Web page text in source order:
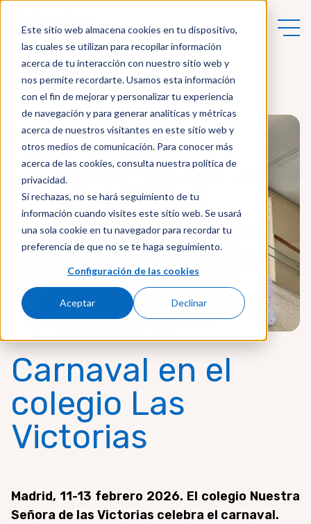
Este sitio web almacena cookies en tu dispositivo,
las cuales se utilizan para recopilar información
acerca de tu interacción con nuestro sitio web y
nos permite recordarte. Usamos esta información
con el fin de mejorar y personalizar tu experiencia
de navegación y para generar analíticas y métricas
acerca de nuestros visitantes en este sitio web y
otros medios de comunicación. Para conocer más
acerca de las cookies, consulta nuestra política de
privacidad.
Si rechazas, no se hará seguimiento de tu
información cuando visites este sitio web. Se usará
una sola cookie en tu navegador para recordar tu
preferencia de que no se te haga seguimiento.
Configuración de las cookies
Aceptar Declinar
Actualidad
Carnaval en el
colegio Las
Victorias
Madrid, 11-13 febrero 2026. El colegio Nuestra
Señora de las Victorias celebra el carnaval.